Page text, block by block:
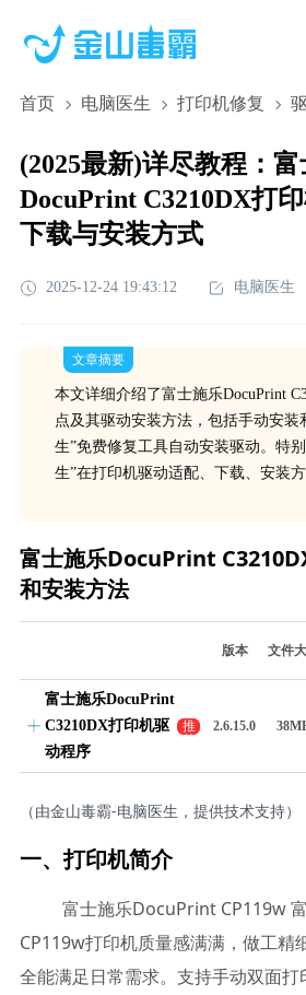
首页 电脑医生 打印机修复
(2025最新)详尽教程：
DocuPrint C3210DX打
下载与安装方式
2025-12-24 19:43:12 电脑医生
文章摘要
本文详细介绍了富士施乐DocuPrint
点及其驱动安装方法，包括手动安装
生”免费修复工具自动安装驱动。特
生”在打印机驱动适配、下载、安装方
富士施乐DocuPrint
和安装方法
版本 文件
富士施乐DocuPrint
C3210DX打印机驱
动程序
推
荐
2.6.15.0
（由金山毒霸-电脑医生，提供技术支持）
一、打印机简介
富士施乐DocuPrint CP119w
CP119w打印机质量感满满，做工精
全能满足日常需求。支持手动双面